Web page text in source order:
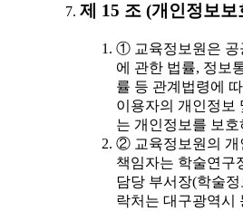
제 15 조 (개인정보보
① 교육정보원은 공
에 관한 법률, 정보
률 등 관계법령에
이용자의 개인정보
는 개인정보를 보
② 교육정보원의 개
책임자는 학술연구
담당 부서장(학술
락처는 대구광역시